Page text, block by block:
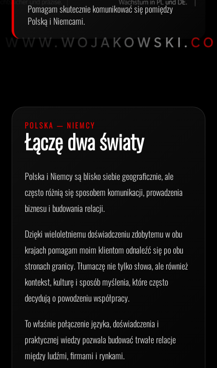
Pomagam skutecznie komunikować się pomiędzy
Polską i Niemcami.
POLSKA — NIEMCY
Łączę dwa światy
Polska i Niemcy są blisko siebie geograficznie, ale
często różnią się sposobem komunikacji, prowadzenia
biznesu i budowania relacji.
Dzięki wieloletniemu doświadczeniu zdobytemu w obu
krajach pomagam moim klientom odnaleźć się po obu
stronach granicy. Tłumaczę nie tylko słowa, ale również
kontekst, kulturę i sposób myślenia, które często
decydują o powodzeniu współpracy.
To właśnie połączenie języka, doświadczenia i
praktycznej wiedzy pozwala budować trwałe relacje
między ludźmi, firmami i rynkami.